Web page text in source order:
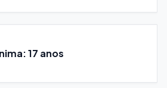
17 anos